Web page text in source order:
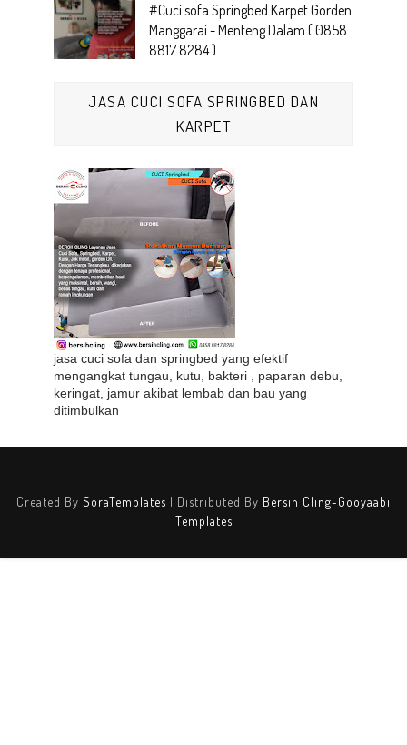
#Cuci sofa Springbed Karpet Gorden
Manggarai - Menteng Dalam ( 0858
8817 8284 )
JASA CUCI SOFA SPRINGBED DAN
KARPET
jasa cuci sofa dan springbed yang efektif
mengangkat tungau, kutu, bakteri , paparan debu,
keringat, jamur akibat lembab dan bau yang
ditimbulkan
Created By SoraTemplates | Distributed By Bersih Cling-Gooyaabi
Templates